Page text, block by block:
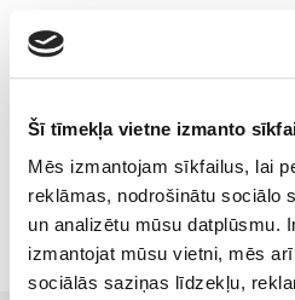
Šī tīmekļa vietne izmanto
Mēs izmantojam sīkfailus, lai
reklāmas, nodrošinātu sociālo
un analizētu mūsu datplūsmu.
izmantojat mūsu vietni, mēs
sociālās saziņas līdzekļu,
Tamro